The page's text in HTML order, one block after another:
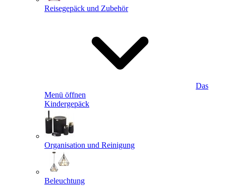
Reisegepäck und Zubehör
Das
Menü öffnen
Kindergepäck
Organisation und Reinigung
Beleuchtung